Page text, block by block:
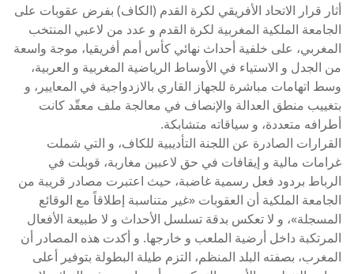
أثار قرار الاتحاد الأفريقي لكرة القدم (الكاف) بفرض عقوبات على
الجامعة الملكية المغربية لكرة القدم و عدد من لاعبي المنتخب
المغربي، على خلفية أحداث نهائي كأس أمم أفريقيا، موجة واسعة
من الجدل و الاستياء في الأوساط الرياضية المغربية و العربية،
وسط اتهامات مباشرة للجهاز القاري بالازدواجية في المعايير، و
بتغييب منطق العدالة والإنصاف في معالجة ملف معقّد كانت
أطرافه متعددة، و سياقاته متشابكة.
القرارات الصادرة عن اللجنة التأديبية للكاف، و التي شملت
غرامات مالية و إيقافات في حق لاعبين مغاربة، قوبلت في
الرباط بردود فعل رسمية غاضبة، حيث اعتبرت مصادر قريبة من
الجامعة الملكية أن العقوبات «غير متناسبة إطلاقاً مع الوقائع
المسجلة»، و لا تعكس بدقة تسلسل الأحداث و لا طبيعة الأفعال
المرتكبة داخل أرضية الملعب و خارجها. و أكدت هذه المصادر أن
المغرب، بصفته البلد المنظم، التزم طيلة البطولة بتوفير أعلى